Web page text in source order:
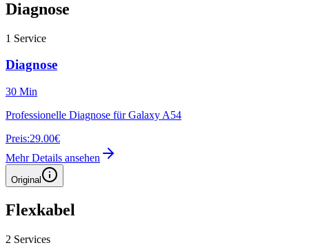
Diagnose
1 Service
Diagnose
30 Min
Professionelle Diagnose für Galaxy A54
Preis:29.00€
Mehr Details ansehen
Original
Flexkabel
2 Services